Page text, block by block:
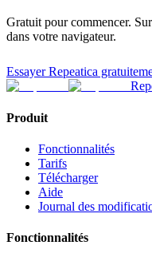
Gratuit pour commencer.
dans votre navigateur.
Essayer Repeatica
Produit
Fonctionnalités
Tarifs
Télécharger
Aide
Journal des
Fonctionnalités